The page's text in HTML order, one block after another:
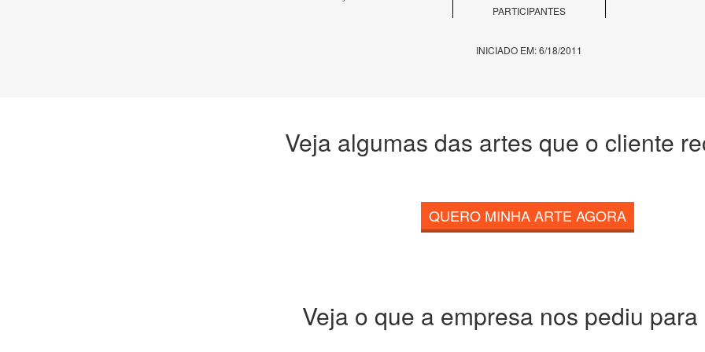
PARTICIPANTES
INICIADO EM: 6/18/2011
Veja algumas das artes que o cliente
QUERO MINHA ARTE AGORA
Veja o que a empresa nos pediu para